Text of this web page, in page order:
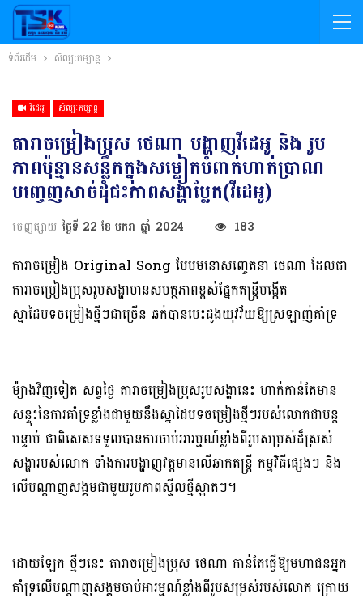
ទំព័រដើម សិល្បៈកម្សាន្ត
វីដេអូ សិល្បៈកម្សាន្ត
តារាចម្រៀងប្រុស ថេណា បង្ហាញវីដេអូ និង រូប
ភាពប៉ុន្មានសន្លឹកក្នុងសម្លៀកបំពាក់ហាត់ប្រាណ
បញ្ចេញសាច់ដុំជះភាពសង្ហាប្លែក(វីដេអូ)
ចេញផ្សាយ ថ្ងៃទី 22 ខែ មករា ឆ្នាំ 2024 183
តារាចម្រៀង Original Song បែបមនោសញ្ចេតនា ថេណា ដែលជា
តារាចម្រៀងប្រុសរូបសង្ហាមានសមត្ថភាពខ្ពស់ផ្នែកតន្រ្តីបង្កើត
ស្នាដៃបទចម្រៀងថ្មីៗជាច្រើន ឆក់បានបេះដូងយុវវ័យឱ្យស្រឡាញ់គាំទ្រ
ម៉្យាងវិញទៀត សព្វថ្ងៃ តារាចម្រៀងប្រុសរូបសង្ហានេះ ហាក់កាន់តែមាន
សន្ទុះនៃការគាំទ្រខ្លាំងជាមួយនឹងស្នាដៃបទចម្រៀងថ្មីៗរបស់លោកជាបន្ត
បន្ទាប់ ជាពិសេសទទួលបានការចាប់អារម្មណ៍ខ្លាំងពីរូបសម្រស់ដ៏ស្រស់
សង្ហារបស់លោក ទាំងការបង្ហាញវត្តមានលើឆាកតន្រ្តី កម្មវិធីផ្សេងៗ និង
លើបណ្ដាញសង្គមជាមួយរូបភាពស្ទីលថ្មីស្អាតៗ។
ដោយឡែក ថ្មីៗនេះ តារាចម្រៀងប្រុស ថេណា កាន់តែធ្វើឱ្យមហាជនអ្នក
គាំទ្រលើបណ្ដាញសង្គមចាប់អារម្មណ៍ខ្លាំងពីរូបសម្រស់របស់លោក ក្រោយ